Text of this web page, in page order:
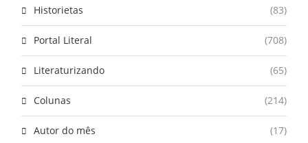
Historietas (83)
Portal Literal (708)
Literaturizando (65)
Colunas (214)
Autor do mês (17)